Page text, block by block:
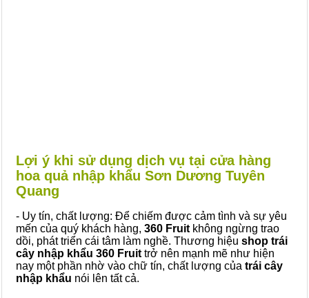
Lợi ý khi sử dụng dịch vụ tại cửa hàng
hoa quả nhập khẩu Sơn Dương Tuyên
Quang
- Uy tín, chất lượng: Để chiếm được cảm tình và sự yêu
mến của quý khách hàng, 360 Fruit không ngừng trao
dồi, phát triển cái tâm làm nghề. Thương hiệu shop trái
cây nhập khẩu 360 Fruit trở nên mạnh mẽ như hiện
nay một phần nhờ vào chữ tín, chất lượng của trái cây
nhập khẩu nói lên tất cả.